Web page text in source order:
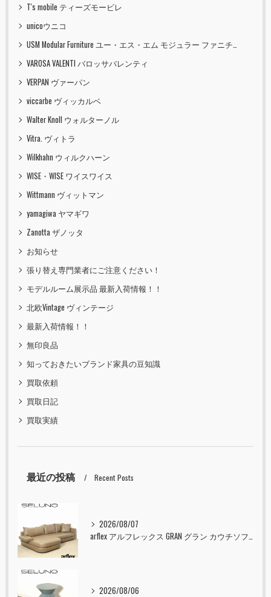
T's mobile ティーズモービレ
unicoウニコ
USM Modular Furniture ユー・エス・エム モジュラー ファニチャー
VAROSA VALENTI バロッサバレンティ
VERPAN ヴァーパン
viccarbe ヴィッカルベ
Walter Knoll ウォルターノル
Vitra. ヴィトラ
Wilkhahn ウィルクハーン
WISE・WISE ワイスワイス
Wittmann ヴィットマン
yamagiwa ヤマギワ
Zanotta ザノッタ
お知らせ
張り替え専門業者にご注意ください！
モデルルーム展示品 最新入荷情報！！
北欧Vintage ヴィンテージ
最新入荷情報！！
無印良品
知っておきたいブランド家具の豆知識
買取依頼
買取日記
買取実績
最近の投稿 Recent Posts
2026/08/07
2026/08/06